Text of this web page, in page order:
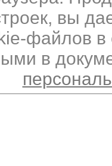
вы
файлов в
в